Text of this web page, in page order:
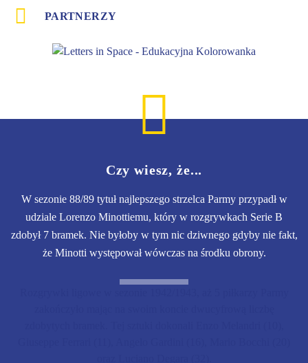
PARTNERZY
Czy wiesz, że...
W sezonie 88/89 tytuł najlepszego strzelca Parmy przypadł w
udziale Lorenzo Minottiemu, który w rozgrywkach Serie B
zdobył 7 bramek. Nie byłoby w tym nic dziwnego gdyby nie fakt,
że Minotti występował wówczas na środku obrony.